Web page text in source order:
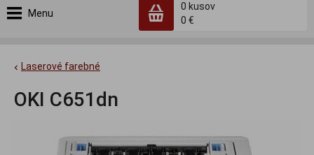
Menu
0 kusov
0 €
Laserové farebné
OKI C651dn